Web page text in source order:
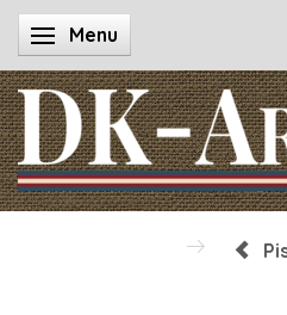
Skifte navigation
Menu